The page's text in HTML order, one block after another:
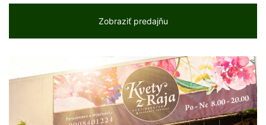
Zobraziť predajňu